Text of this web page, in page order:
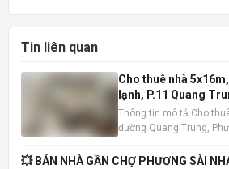
Tin liên quan
Cho thuê nhà
lạnh, P.11 Quang
10tr/tháng
Thông tin mô tả Cho
đường Quang Trung,
và 3 phòng tắm. Nhà có
💥 BÁN NHÀ GẦN CHỢ PHƯƠNG SÀI